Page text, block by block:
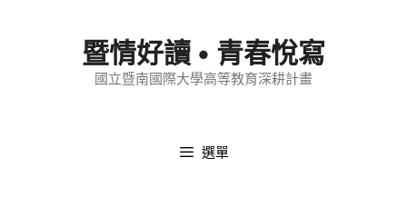
暨情好讀 • 青春悅寫
國立暨南國際大學高等教育深耕計畫
選單